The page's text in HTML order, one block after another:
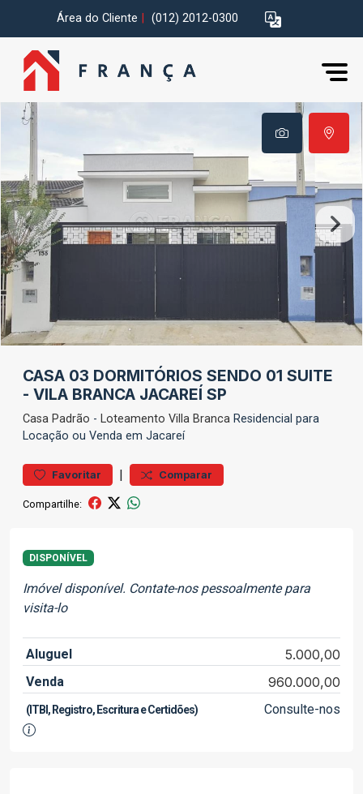
Área do Cliente (012) 2012-0300
CASA 03 DORMITÓRIOS SENDO 01 SUITE
- VILA BRANCA JACAREÍ SP
Casa Padrão - Loteamento Villa Branca Residencial para
Locação ou Venda em Jacareí
Favoritar | Comparar
Compartilhe:
DISPONÍVEL
Imóvel disponível. Contate-nos pessoalmente para
visita-lo
Aluguel 5.000,00
Venda 960.000,00
(ITBI, Registro, Escritura e Certidões) Consulte-nos